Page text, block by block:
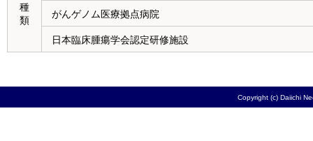
種
類
がんゲノム医療拠点病院
日本臨床腫瘍学会認定研修施設
Copyright (c) Daiichi